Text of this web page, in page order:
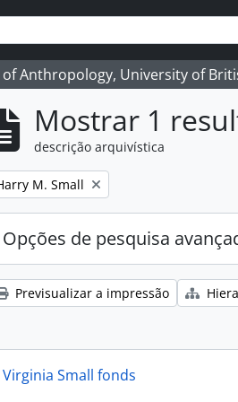
Anthropology, University of
Mostrar 1
descrição arquivística
filter:
M. Small
Opções de pesquisa
Previsualizar a impressão
Virginia Small fonds